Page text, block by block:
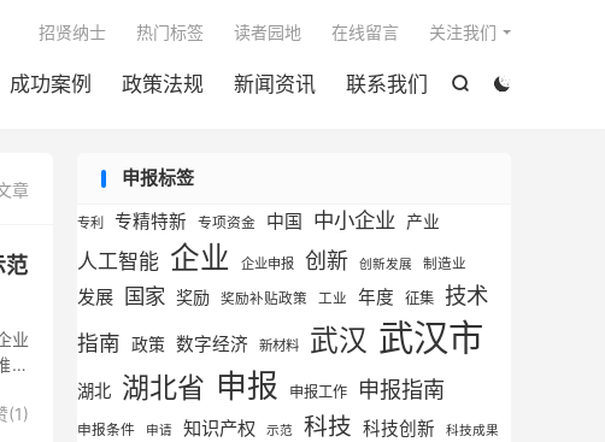


成功案例 政策法规 新闻资讯 联系我们
招贤纳士 热门标签 读者园地 在线留言 关注我们
章
范
业
荐
(1)
申报标签
专利 专精特新 专项资金 中国 中小企业 产业
人工智能 企业 企业申报 创新 创新发展 制造业
发展 国家 奖励 奖励补贴政策 工业 年度 征集 技术
指南 政策 数字经济 新材料 武汉 武汉市
湖北 湖北省 申报 申报工作 申报指南
申报条件 申请 知识产权 示范 科技 科技创新 科技成果